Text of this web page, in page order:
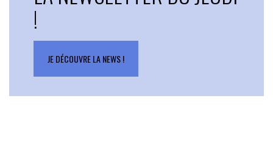
!
JE DÉCOUVRE LA NEWS !